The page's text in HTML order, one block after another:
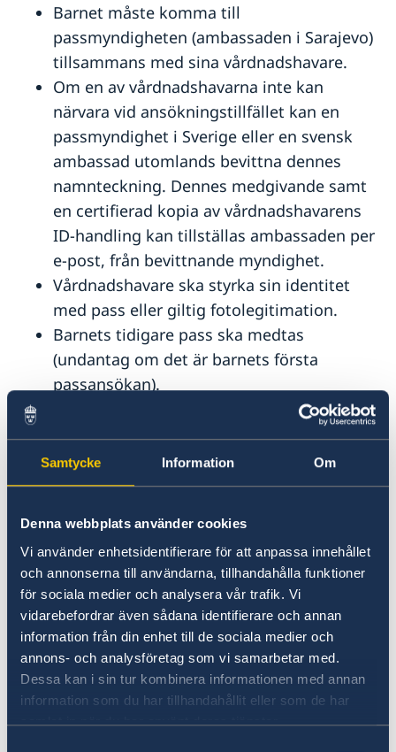
Samtycke Information Om
Denna webbplats använder cookies
Vi använder enhetsidentifierare för att anpassa innehållet
och annonserna till användarna, tillhandahålla funktioner
för sociala medier och analysera vår trafik. Vi
vidarebefordrar även sådana identifierare och annan
information från din enhet till de sociala medier och
annons- och analysföretag som vi samarbetar med.
Dessa kan i sin tur kombinera informationen med annan
information som du har tillhandahållit eller som de har
samlat in när du har använt deras tjänster.
Om olyckan är framme – vad kan du få hjälp med?
Nödnummer i Bosnien och Hercegovina
Frihetsberövad i Bosnien och Hercegovina
Hjälp kring medborgarskap
Gifta sig i Bosnien och Hercegovina
Avgifter
Reseinformation Bosnien och
Hercegovina
Ambassadens reseinformation för Bosnien och
Hercegovina
Aktuella händelser
In- och utresebestämmelser
Allmänna säkerhetsläget
Terrorism
Naturförhållanden och katastrofer
Hälso- och sjukvård
Lokala lagar och sedvänjor
Kriminalitet och personlig säkerhet
Trafiksäkerhet
Resa i landet
Övriga upplysningar
Anmäl din utlandsvistelse i Bosnien och Hercegovina
Service för svenska företag i Bosnien och
Hercegovina
Information till företag
Handel med Bosnien och Hercegovina
Svenska företag i Bosnien och Hercegovina
Anmäla handelshinder
Utvecklingssamarbete med Bosnien och
Hercegovina
Barnet måste komma till
passmyndigheten (ambassaden i Sarajevo)
tillsammans med sina vårdnadshavare.
Om en av vårdnadshavarna inte kan
närvara vid ansökningstillfället kan en
passmyndighet i Sverige eller en svensk
ambassad utomlands bevittna dennes
namnteckning. Dennes medgivande samt
en certifierad kopia av vårdnadshavarens
ID-handling kan tillställas ambassaden per
e-post, från bevittnande myndighet.
Vårdnadshavare ska styrka sin identitet
med pass eller giltig fotolegitimation.
Barnets tidigare pass ska medtas
(undantag om det är barnets första
passansökan).
Har barnet endast en vårdnadshavare skall
lagakraftvunnet domstolsbeslut.
Om barnen har ett samordningsnummer
födelseintyg där barnets vårdnadshavare
framgår tas med samt föräldrarnas
vigselbevis om de var gifta när barnet
föddes.
Läs mer om namnanmälan och
samordningsnummer här
Ifyllda blanketter "uppgift för utredning av
svenskt medborgarskap" och "medgivande
för minderårig (barn under 18 år)".